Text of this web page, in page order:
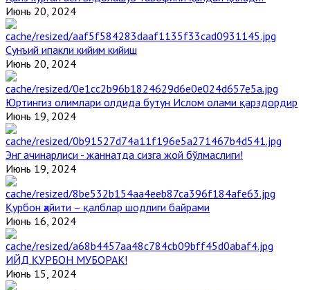
Июнь 20, 2024
Сунъий ипакли кийим кийиш
Июнь 20, 2024
Юртингиз олимлари олдида бутун Ислом олами қарздордир
Июнь 19, 2024
Энг ачинарлиси - жаннатда сизга жой бўлмаслиги!
Июнь 19, 2024
Қурбон ҳайити – қалблар шодлиги байрами
Июнь 16, 2024
ИЙД ҚУРБОН МУБОРАК!
Июнь 15, 2024